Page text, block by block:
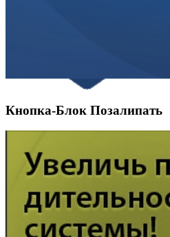
Кнопка-Блок Позалипать